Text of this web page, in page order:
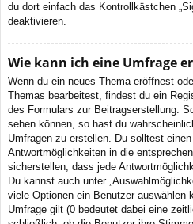
du dort einfach das Kontrollkästchen
deaktivieren.
Wie kann ich eine Umfrage
Wenn du ein neues Thema eröffnest
Themas bearbeitest, findest du ein
des Formulars zur Beitragserstellung.
sehen können, so hast du
Umfragen zu erstellen. Du solltest
Antwortmöglichkeiten in die
sicherstellen, dass jede
Du kannst auch unter
viele Optionen ein Benutzer auswählen
Umfrage gilt (0 bedeutet dabei eine